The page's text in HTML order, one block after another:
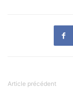
Article précédent